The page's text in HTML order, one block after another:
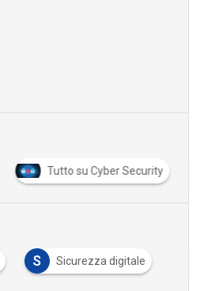
Tutto su Cyber Security
S Sicurezza digitale